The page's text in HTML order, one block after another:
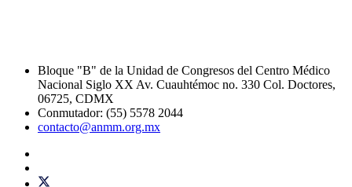
Bloque "B" de la Unidad de Congresos del Centro Médico
Nacional Siglo XX Av. Cuauhtémoc no. 330 Col. Doctores,
06725, CDMX
Conmutador: (55) 5578 2044
contacto@anmm.org.mx